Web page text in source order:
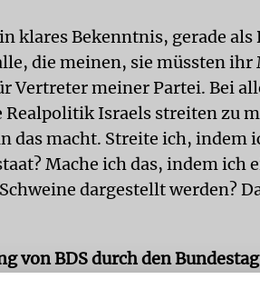
klares Bekenntnis, gerade als
die meinen, sie müssten ihr
Vertreter meiner Partei. Bei
Israels streiten zu
das macht. Streite ich, indem
Mache ich das, indem ich
dargestellt werden?
von BDS durch den